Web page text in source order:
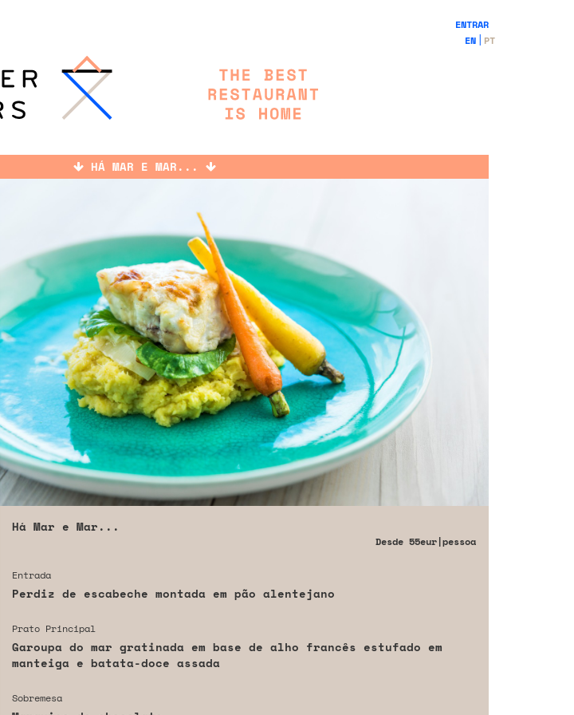
ENTRAR
EN
PT
HÁ MAR E MAR...
Há Mar e Mar...
Desde 55eur|pessoa
Entrada
Perdiz de escabeche montada em pão alentejano
Prato Principal
Garoupa do mar gratinada em base de alho francês estufado em
manteiga e batata-doce assada
Sobremesa